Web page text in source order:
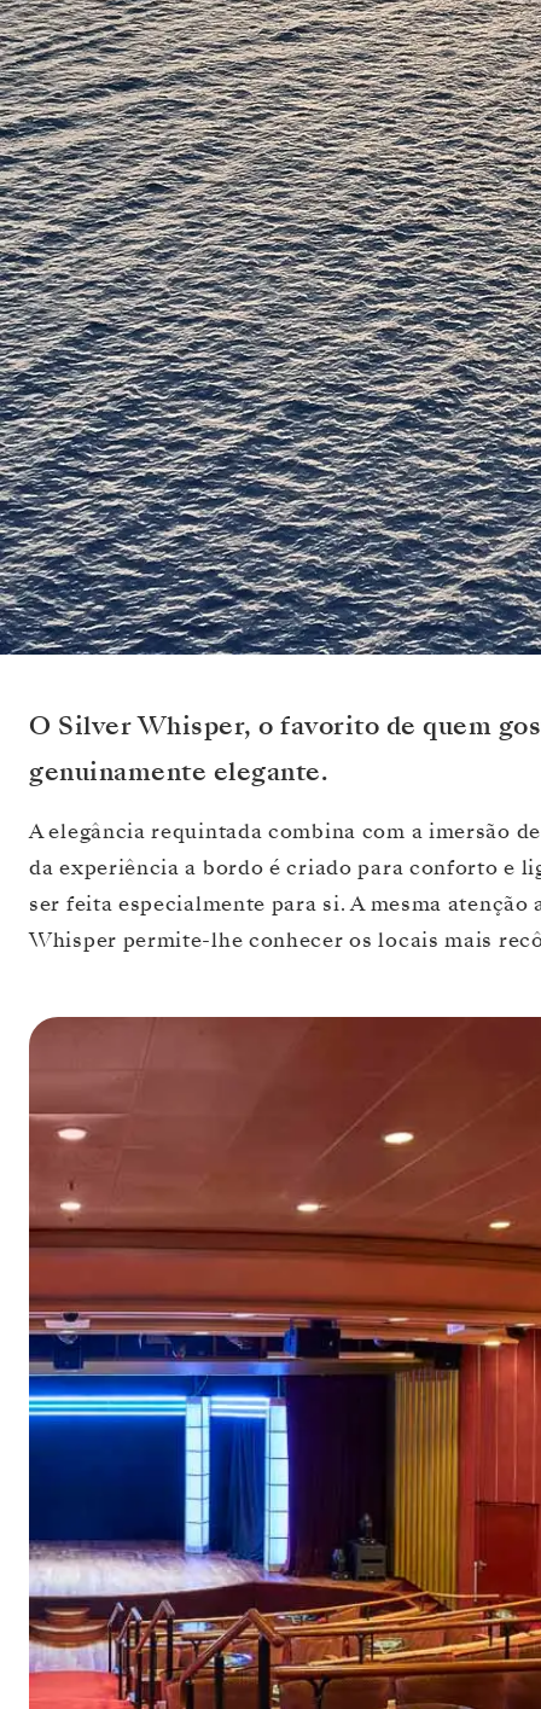
O Silver Whisper, o favorito de quem
genuinamente elegante.
A elegância requintada combina com a imersão
da experiência a bordo é criado para conforto e
ser feita especialmente para si. A mesma
Whisper permite-lhe conhecer os locais mais